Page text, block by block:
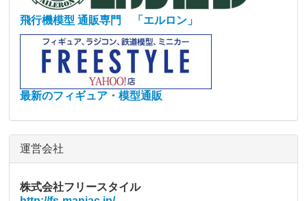
飛行機模型 通販専門 「エルロン」
最新のフィギュア・模型通販
運営会社
株式会社フリースタイル